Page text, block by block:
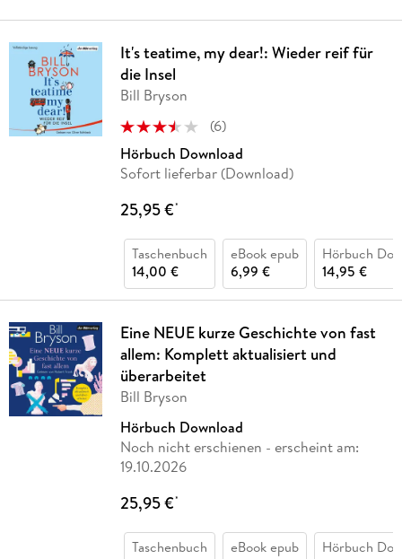
It's teatime, my dear!: Wieder reif für
die Insel
Bill Bryson
(6)
Hörbuch Download
Sofort lieferbar (Download)
25,95 €*
Taschenbuch
14,00 €
eBook epub
6,99 €
Hörbuch
14,95 €
Eine NEUE kurze Geschichte von fast
allem: Komplett aktualisiert und
überarbeitet
Bill Bryson
Hörbuch Download
Noch nicht erschienen - erscheint am:
19.10.2026
25,95 €*
Taschenbuch
eBook epub
Hörbuch